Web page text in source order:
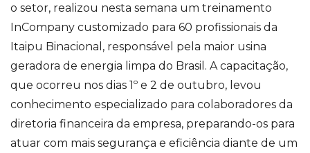
o setor, realizou nesta semana um treinamento
InCompany customizado para 60 profissionais da
Itaipu Binacional, responsável pela maior usina
geradora de energia limpa do Brasil. A capacitação,
que ocorreu nos dias 1º e 2 de outubro, levou
conhecimento especializado para colaboradores da
diretoria financeira da empresa, preparando-os para
atuar com mais segurança e eficiência diante de um